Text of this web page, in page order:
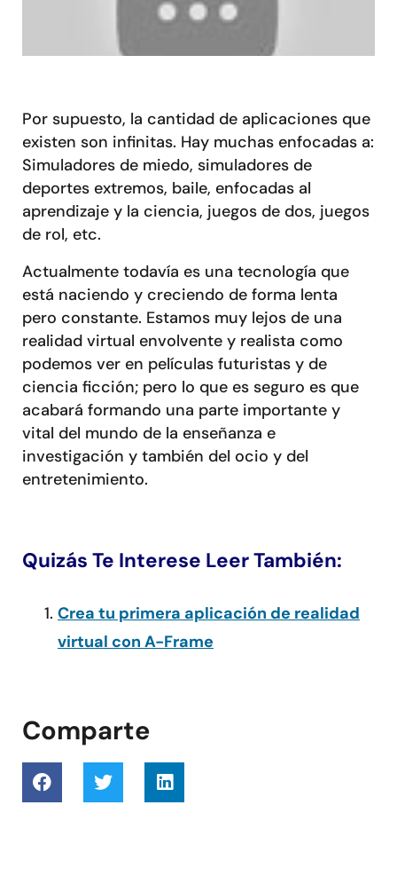
Por supuesto, la cantidad de aplicaciones que
existen son infinitas. Hay muchas enfocadas a:
Simuladores de miedo, simuladores de
deportes extremos, baile, enfocadas al
aprendizaje y la ciencia, juegos de dos, juegos
de rol, etc.
Actualmente todavía es una tecnología que
está naciendo y creciendo de forma lenta
pero constante. Estamos muy lejos de una
realidad virtual envolvente y realista como
podemos ver en películas futuristas y de
ciencia ficción; pero lo que es seguro es que
acabará formando una parte importante y
vital del mundo de la enseñanza e
investigación y también del ocio y del
entretenimiento.
Quizás Te Interese Leer También:
Crea tu primera aplicación de realidad
virtual con A-Frame
Comparte